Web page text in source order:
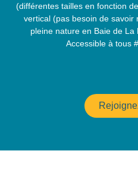
(différentes tailles en fonction
vertical (pas besoin de savoir
pleine nature en Baie de
Accessible à tous